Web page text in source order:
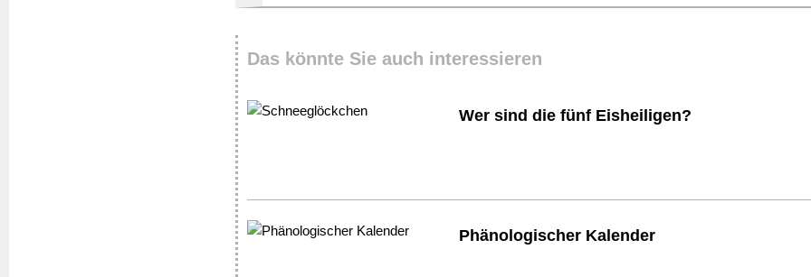
Das könnte Sie auch interessieren
Wer sind die fünf Eisheiligen?
Phänologischer Kalender